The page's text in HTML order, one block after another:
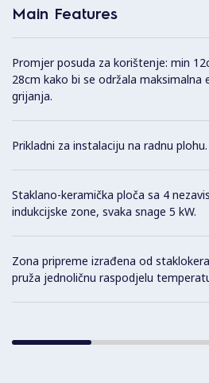
Main Features
Promjer posuda za korištenje: min
28cm kako bi se održala maksimalna
grijanja.
Prikladni za instalaciju na radnu plohu.
Staklano-keramička ploča sa 4
indukcijske zone, svaka snage 5 kW.
Zona pripreme izrađena od
pruža jednoličnu raspodjelu